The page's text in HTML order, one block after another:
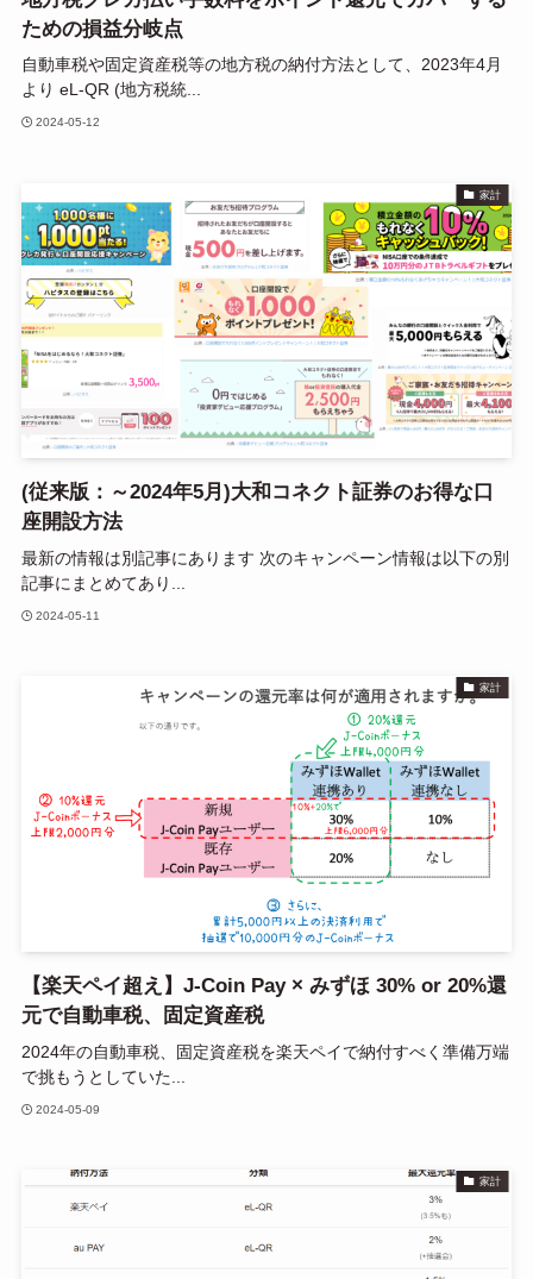
ための損益分岐点
自動車税や固定資産税等の地方税の納付方法として、2023年4月
より eL-QR (地方税統...
2024-05-12
家計
(従来版：～2024年5月)大和コネクト証券のお得な口
座開設方法
最新の情報は別記事にあります 次のキャンペーン情報は以下の別
記事にまとめてあり...
2024-05-11
家計
【楽天ペイ超え】J-Coin Pay × みずほ 30% or 20%還
元で自動車税、固定資産税
2024年の自動車税、固定資産税を楽天ペイで納付すべく準備万端
で挑もうとしていた...
2024-05-09
家計